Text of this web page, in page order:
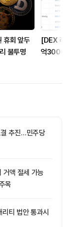
휴회 앞두
불투명
[DEX 리
억3000
추진…민주당
거액 절세 가능
목
티 법안 통과시